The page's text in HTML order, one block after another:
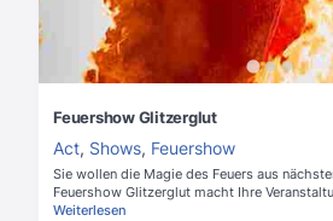
Feuershow Glitzerglut
Act, Shows, Feuershow
Sie wollen die Magie des Feuers aus
Feuershow Glitzerglut macht Ihre
Weiterlesen